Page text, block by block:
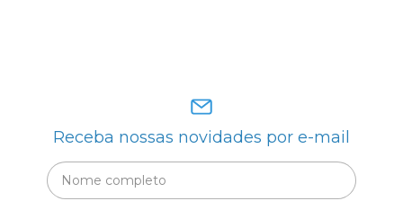
Receba nossas novidades por e-mail